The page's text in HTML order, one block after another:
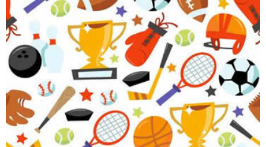
Ishrana profesionalnih sportista
Kako da oporavimo kožu nakon zime?
Koliko je šećer (ne)zdrav?